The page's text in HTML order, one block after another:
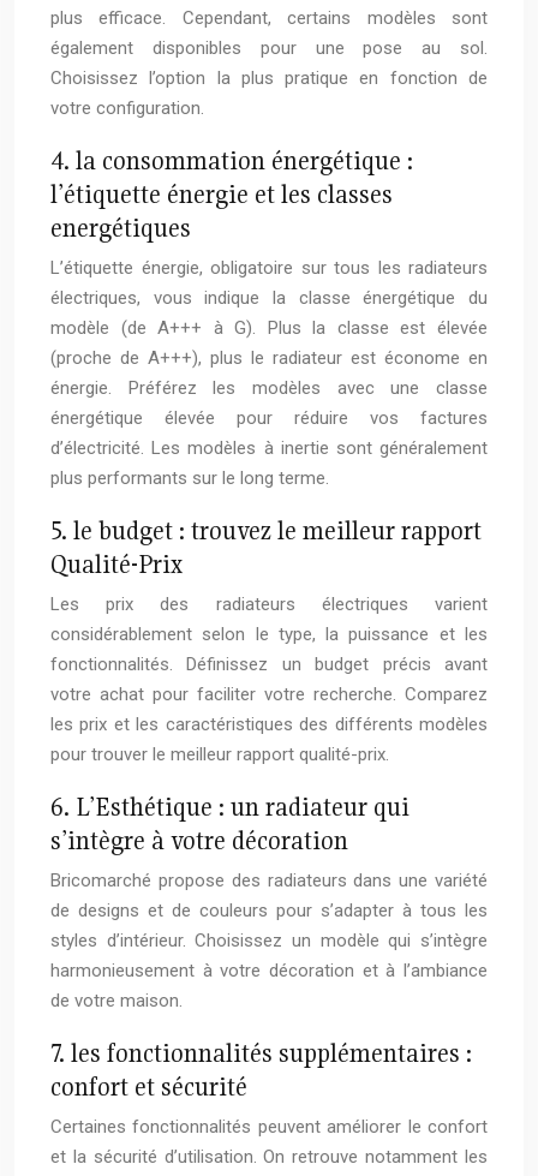
plus efficace. Cependant, certains modèles sont
également disponibles pour une pose au sol.
Choisissez l’option la plus pratique en fonction de
votre configuration.
4. la consommation énergétique :
l’étiquette énergie et les classes
energétiques
L’étiquette énergie, obligatoire sur tous les radiateurs
électriques, vous indique la classe énergétique du
modèle (de A+++ à G). Plus la classe est élevée
(proche de A+++), plus le radiateur est économe en
énergie. Préférez les modèles avec une classe
énergétique élevée pour réduire vos factures
d’électricité. Les modèles à inertie sont généralement
plus performants sur le long terme.
5. le budget : trouvez le meilleur rapport
Qualité-Prix
Les prix des radiateurs électriques varient
considérablement selon le type, la puissance et les
fonctionnalités. Définissez un budget précis avant
votre achat pour faciliter votre recherche. Comparez
les prix et les caractéristiques des différents modèles
pour trouver le meilleur rapport qualité-prix.
6. L’Esthétique : un radiateur qui
s’intègre à votre décoration
Bricomarché propose des radiateurs dans une variété
de designs et de couleurs pour s’adapter à tous les
styles d’intérieur. Choisissez un modèle qui s’intègre
harmonieusement à votre décoration et à l’ambiance
de votre maison.
7. les fonctionnalités supplémentaires :
confort et sécurité
Certaines fonctionnalités peuvent améliorer le confort
et la sécurité d’utilisation. On retrouve notamment les